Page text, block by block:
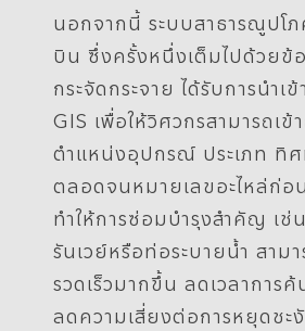
นอกจากนี้ ระบบสาธารณูปโ
บิน ซึ่งครั้งหนึ่งเต็มไปด้วยข้
กระจัดกระจาย ได้รับการนำเ
GIS เพื่อให้วิศวกรสามารถเ
ตำแหน่งอุปกรณ์ ประเภท ทิศ
ตลอดจนหมายเลขอะไหล่ก่
ทำให้การซ่อมบำรุงสำคัญ เช่
รันเวย์หรือท่อระบายน้ำ สามา
รวดเร็วมากขึ้น ลดเวลาการ
ลดความเสี่ยงต่อการหยุดชะ